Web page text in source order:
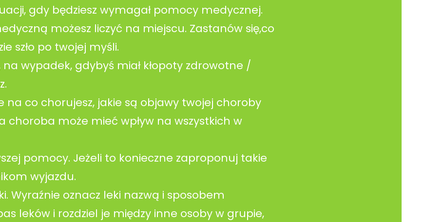
gdy będziesz wymagał pomocy medycznej.
możesz liczyć na miejscu. Zastanów się,co
szło po twojej myśli.
wypadek, gdybyś miał kłopoty zdrowotne /
na co chorujesz, jakie są objawy twojej choroby
choroba może mieć wpływ na wszystkich w
pomocy. Jeżeli to konieczne zaproponuj takie
wyjazdu.
Wyraźnie oznacz leki nazwą i sposobem
leków i rozdziel je między inne osoby w grupie,